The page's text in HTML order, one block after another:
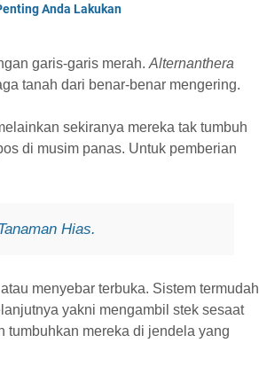
Anda Lakukan
garis-garis merah. Alternanthera
tanah dari benar-benar mengering.
sekiranya mereka tak tumbuh
di musim panas. Untuk pemberian
Hias.
menyebar terbuka. Sistem termudah
yakni mengambil stek sesaat
tumbuhkan mereka di jendela yang